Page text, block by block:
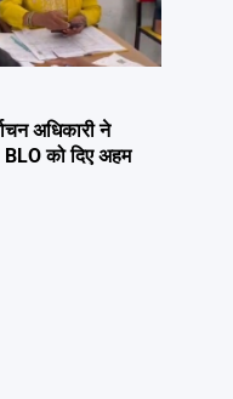
अधिकारी ने
BLO को दिए अहम